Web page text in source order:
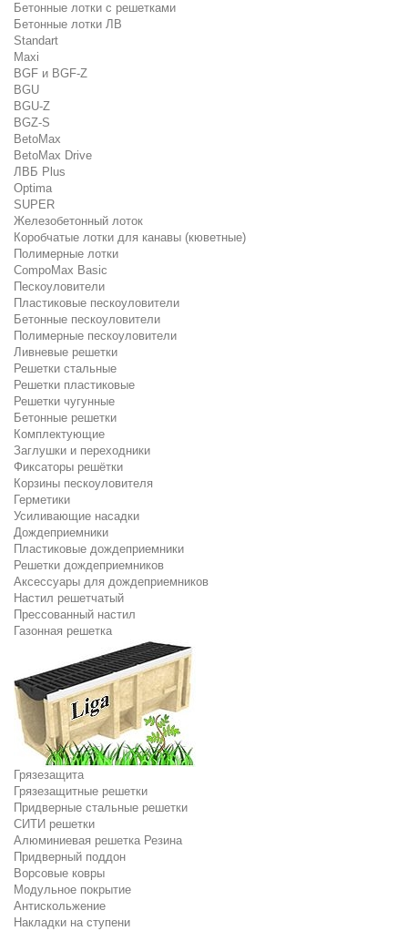
Бетонные лотки с решетками
Бетонные лотки ЛВ
Standart
Maxi
BGF и BGF-Z
BGU
BGU-Z
BGZ-S
BetoMax
BetoMax Drive
ЛВБ Plus
Optima
SUPER
Железобетонный лоток
Коробчатые лотки для канавы (кюветные)
Полимерные лотки
CompoMax Basic
Пескоуловители
Пластиковые пескоуловители
Бетонные пескоуловители
Полимерные пескоуловители
Ливневые решетки
Решетки стальные
Решетки пластиковые
Решетки чугунные
Бетонные решетки
Комплектующие
Заглушки и переходники
Фиксаторы решётки
Корзины пескоуловителя
Герметики
Усиливающие насадки
Дождеприемники
Пластиковые дождеприемники
Решетки дождеприемников
Аксессуары для дождеприемников
Настил решетчатый
Прессованный настил
Газонная решетка
Грязезащита
Грязезащитные решетки
Придверные стальные решетки
СИТИ решетки
Алюминиевая решетка Резина
Придверный поддон
Ворсовые ковры
Модульное покрытие
Антискольжение
Накладки на ступени